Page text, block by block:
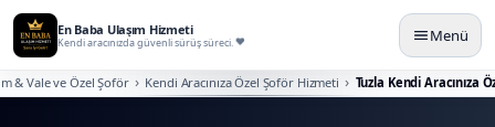
En Baba Ulaşım Hizmeti
Kendi aracınızda güvenli sürüş süreci. Menü
& Vale ve Özel Şoför Kendi Aracınıza Özel Şoför Hizmeti Tuzla Kendi Aracınıza